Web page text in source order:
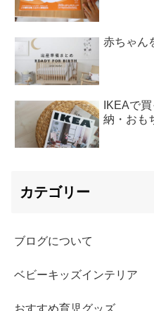
赤ちゃん
IKEAで
納・おも
カテゴリー
ブログについて
ベビーキッズインテリア
おすすめ育児グッズ